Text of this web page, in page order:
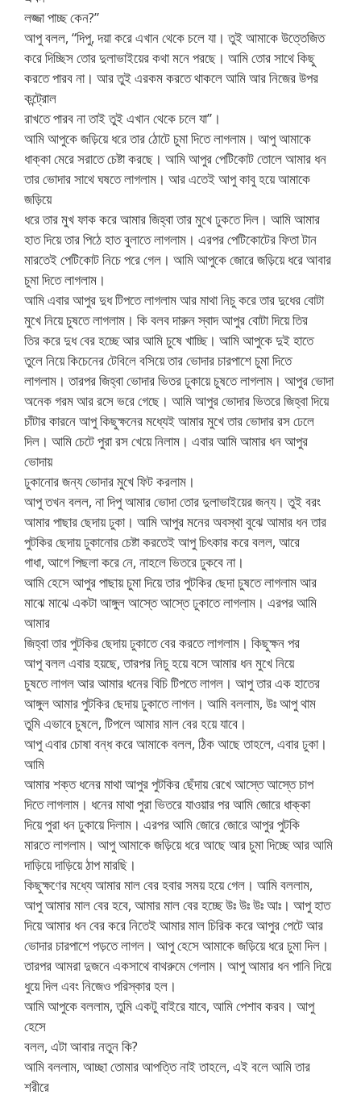
লজ্জা পাচ্ছ কেন?”
আপু বলল, “দিপু, দয়া করে এখান থেকে চলে যা। তুই আমাকে উত্তেজিত
করে দিচ্ছিস তোর দুলাভাইয়ের কথা মনে পরছে। আমি তোর সাথে কিছু
করতে পারব না। আর তুই এরকম করতে থাকলে আমি আর নিজের উপর
কন্ট্রোল
রাখতে পারব না তাই তুই এখান থেকে চলে যা”।
আমি আপুকে জড়িয়ে ধরে তার ঠোটে চুমা দিতে লাগলাম। আপু আমাকে
ধাক্কা মেরে সরাতে চেষ্টা করছে। আমি আপুর পেটিকোট তোলে আমার ধন
তার ভোদার সাথে ঘষতে লাগলাম। আর এতেই আপু কাবু হয়ে আমাকে
জড়িয়ে
ধরে তার মুখ ফাক করে আমার জিহ্বা তার মুখে ঢুকতে দিল। আমি আমার
হাত দিয়ে তার পিঠে হাত বুলাতে লাগলাম। এরপর পেটিকোটের ফিতা টান
মারতেই পেটিকোট নিচে পরে গেল। আমি আপুকে জোরে জড়িয়ে ধরে আবার
চুমা দিতে লাগলাম।
আমি এবার আপুর দুধ টিপতে লাগলাম আর মাথা নিচু করে তার দুধের বোটা
মুখে নিয়ে চুষতে লাগলাম। কি বলব দারুন স্বাদ আপুর বোটা দিয়ে তির
তির করে দুধ বের হচ্ছে আর আমি চুষে খাচ্ছি। আমি আপুকে দুই হাতে
তুলে নিয়ে কিচেনের টেবিলে বসিয়ে তার ভোদার চারপাশে চুমা দিতে
লাগলাম। তারপর জিহ্বা ভোদার ভিতর ঢুকায়ে চুষতে লাগলাম। আপুর ভোদা
অনেক গরম আর রসে ভরে গেছে। আমি আপুর ভোদার ভিতরে জিহ্বা দিয়ে
চাঁটার কারনে আপু কিছুক্ষনের মধ্যেই আমার মুখে তার ভোদার রস ঢেলে
দিল। আমি চেটে পুরা রস খেয়ে নিলাম। এবার আমি আমার ধন আপুর
ভোদায়
ঢুকানোর জন্য ভোদার মুখে ফিট করলাম।
আপু তখন বলল, না দিপু আমার ভোদা তোর দুলাভাইয়ের জন্য। তুই বরং
আমার পাছার ছেদায় ঢুকা। আমি আপুর মনের অবস্থা বুঝে আমার ধন তার
পুটকির ছেদায় ঢুকানোর চেষ্টা করতেই আপু চিৎকার করে বলল, আরে
গাধা, আগে পিছলা করে নে, নাহলে ভিতরে ঢুকবে না।
আমি হেসে আপুর পাছায় চুমা দিয়ে তার পুটকির ছেদা চুষতে লাগলাম আর
মাঝে মাঝে একটা আঙ্গুল আস্তে আস্তে ঢুকাতে লাগলাম। এরপর আমি
আমার
জিহ্বা তার পুটকির ছেদায় ঢুকাতে বের করতে লাগলাম। কিছুক্ষন পর
আপু বলল এবার হয়ছে, তারপর নিচু হয়ে বসে আমার ধন মুখে নিয়ে
চুষতে লাগল আর আমার ধনের বিচি টিপতে লাগল। আপু তার এক হাতের
আঙ্গুল আমার পুটকির ছেদায় ঢুকাতে লাগল। আমি বললাম, উঃ আপু থাম
তুমি এভাবে চুষলে, টিপলে আমার মাল বের হয়ে যাবে।
আপু এবার চোষা বন্ধ করে আমাকে বলল, ঠিক আছে তাহলে, এবার ঢুকা।
আমি
আমার শক্ত ধনের মাথা আপুর পুটকির ছেঁদায় রেখে আস্তে আস্তে চাপ
দিতে লাগলাম। ধনের মাথা পুরা ভিতরে যাওয়ার পর আমি জোরে ধাক্কা
দিয়ে পুরা ধন ঢুকায়ে দিলাম। এরপর আমি জোরে জোরে আপুর পুটকি
মারতে লাগলাম। আপু আমাকে জড়িয়ে ধরে আছে আর চুমা দিচ্ছে আর আমি
দাড়িয়ে দাড়িয়ে ঠাপ মারছি।
কিছুক্ষণের মধ্যে আমার মাল বের হবার সময় হয়ে গেল। আমি বললাম,
আপু আমার মাল বের হবে, আমার মাল বের হচ্ছে উঃ উঃ উঃ আঃ। আপু হাত
দিয়ে আমার ধন বের করে নিতেই আমার মাল চিরিক করে আপুর পেটে আর
ভোদার চারপাশে পড়তে লাগল। আপু হেসে আমাকে জড়িয়ে ধরে চুমা দিল।
তারপর আমরা দুজনে একসাথে বাথরুমে গেলাম। আপু আমার ধন পানি দিয়ে
ধুয়ে দিল এবং নিজেও পরিস্কার হল।
আমি আপুকে বললাম, তুমি একটু বাইরে যাবে, আমি পেশাব করব। আপু
হেসে
বলল, এটা আবার নতুন কি?
আমি বললাম, আচ্ছা তোমার আপত্তি নাই তাহলে, এই বলে আমি তার
শরীরে